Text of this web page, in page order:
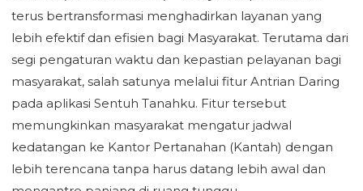
terus bertransformasi menghadirkan layanan yang
lebih efektif dan efisien bagi Masyarakat. Terutama dari
segi pengaturan waktu dan kepastian pelayanan bagi
masyarakat, salah satunya melalui fitur Antrian Daring
pada aplikasi Sentuh Tanahku. Fitur tersebut
memungkinkan masyarakat mengatur jadwal
kedatangan ke Kantor Pertanahan (Kantah) dengan
lebih terencana tanpa harus datang lebih awal dan